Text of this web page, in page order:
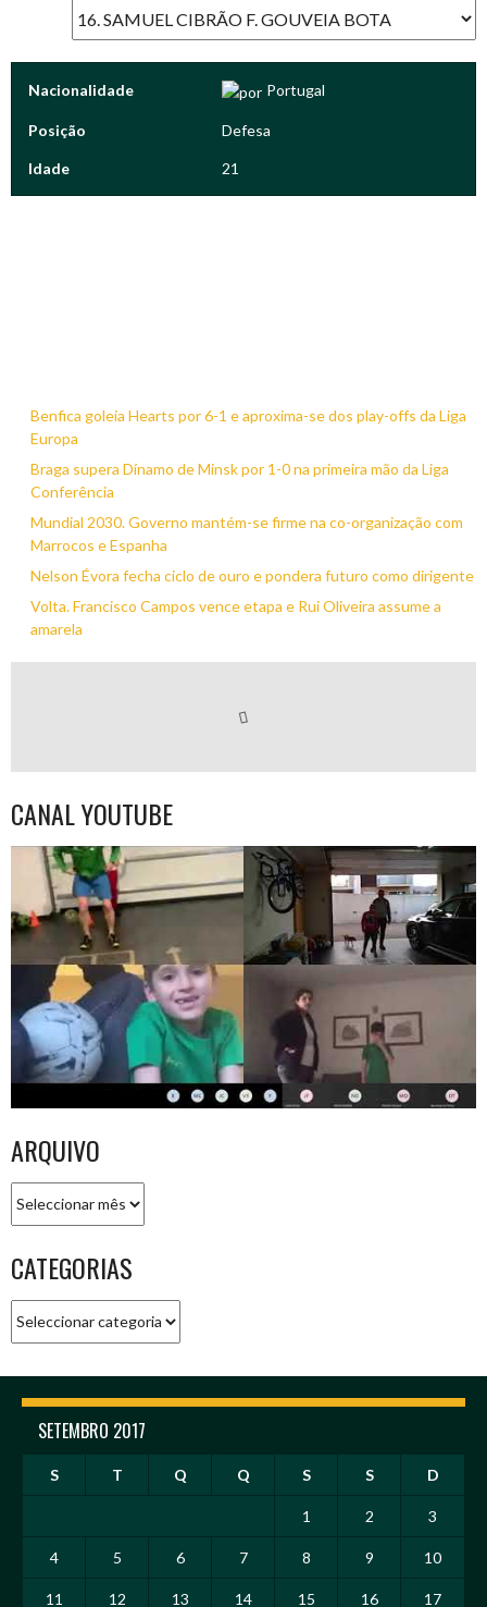
Nacionalidade Portugal
Posição Defesa
Idade 21
Benfica goleia Hearts por 6-1 e aproxima-se dos play-offs da Liga
Europa
Braga supera Dínamo de Minsk por 1-0 na primeira mão da Liga
Conferência
Mundial 2030. Governo mantém-se firme na co-organização com
Marrocos e Espanha
Nelson Évora fecha ciclo de ouro e pondera futuro como dirigente
Volta. Francisco Campos vence etapa e Rui Oliveira assume a
amarela
CANAL YOUTUBE
ARQUIVO
CATEGORIAS
SETEMBRO 2017
S T Q Q S S D
1 2 3
4 5 6 7 8 9 10
11 12 13 14 15 16 17